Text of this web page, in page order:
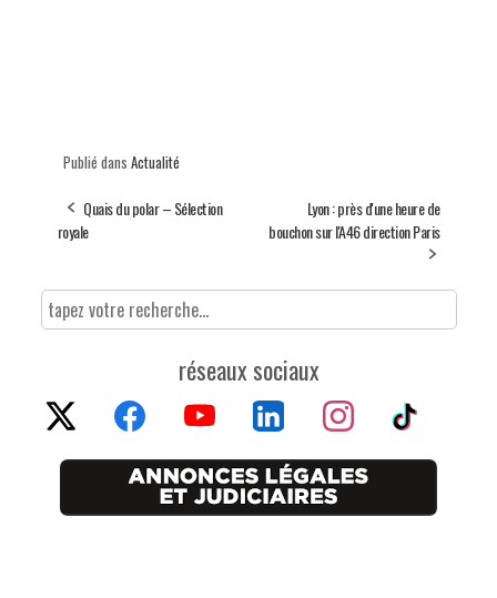
Publié dans Actualité
Quais du polar – Sélection
royale
Lyon : près d'une heure de
bouchon sur l'A46 direction Paris
réseaux sociaux